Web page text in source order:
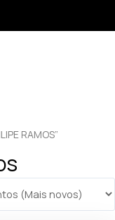
RAMOS”